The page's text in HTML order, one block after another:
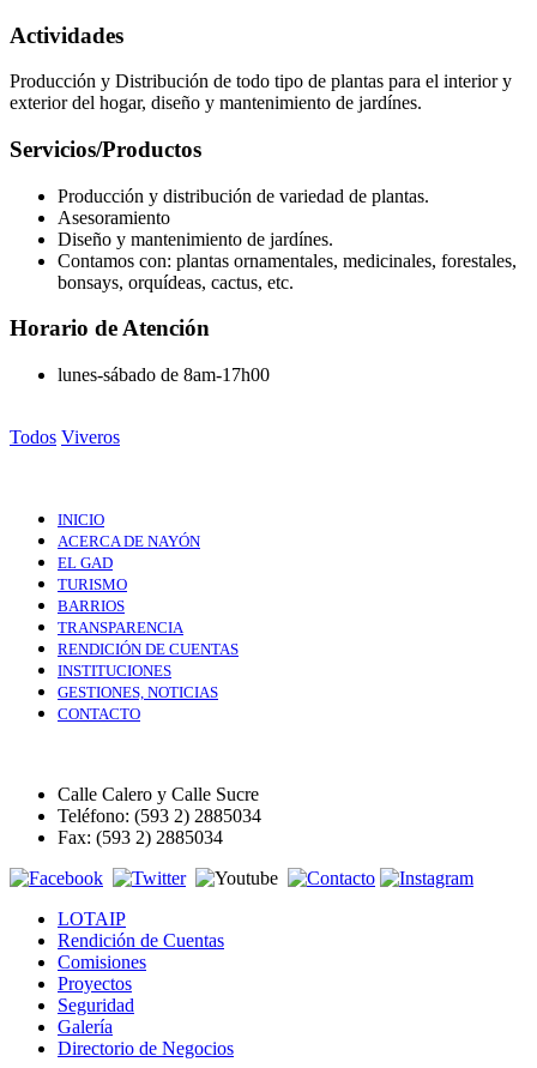
Actividades
Producción y Distribución de todo tipo de plantas para el interior y
exterior del hogar, diseño y mantenimiento de jardínes.
Servicios/Productos
Producción y distribución de variedad de plantas.
Asesoramiento
Diseño y mantenimiento de jardínes.
Contamos con: plantas ornamentales, medicinales, forestales,
bonsays, orquídeas, cactus, etc.
Horario de Atención
lunes-sábado de 8am-17h00
Todos Viveros
INICIO
ACERCA DE NAYÓN
EL GAD
TURISMO
BARRIOS
TRANSPARENCIA
RENDICIÓN DE CUENTAS
INSTITUCIONES
GESTIONES, NOTICIAS
CONTACTO
Calle Calero y Calle Sucre
Teléfono: (593 2) 2885034
Fax: (593 2) 2885034
LOTAIP
Rendición de Cuentas
Comisiones
Proyectos
Seguridad
Galería
Directorio de Negocios